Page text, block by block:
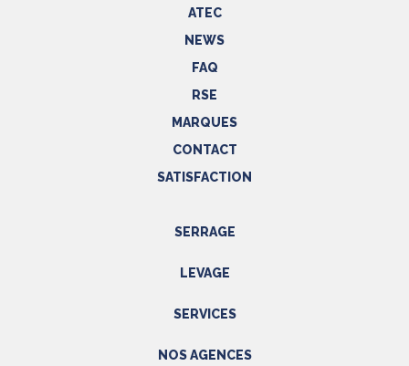
ATEC
NEWS
FAQ
RSE
MARQUES
CONTACT
SATISFACTION
SERRAGE
Outils électriques
LEVAGE
EPI
SERVICES
NOS AGENCES